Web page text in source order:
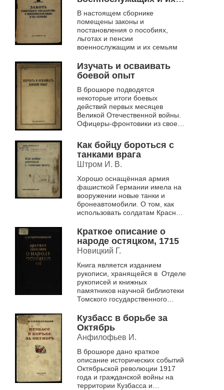
семьях
В настоящем сборнике
помещены законы и
постановления о пособиях,
льготах и пенсии
военнослужащим и их семьям
Изучать и осваивать
боевой опыт
В брошюре подводятся
некоторые итоги боевых
действий первых месяцев
Великой Отечественной войны.
Офицеры-фронтовики из своего
практические рекомендации по
ведению оборонительных и н...
Как бойцу бороться с
танками врага
Штром И. В.
Хорошо оснащённая армия
фашисткой Германии имела на
вооружении новые танки и
бронеавтомобили. О том, как
использовать солдатам Красной
средства ближнего боя, о
приемах и правилах...
Краткое описание о
народе остяцком, 1715
Новицкий Г.
Книга является изданием
рукописи, хранящейся в Отделе
рукописей и книжных
памятников научной библиотеки
Томского государственного
сочинение о народах ханты и
манси,...
Кузбасс в борьбе за
Октябрь
Анфилофьев И.
В брошюре дано краткое
описание исторических событий
Октябрьской революции 1917
года и гражданской войны на
территории Кузбасса и